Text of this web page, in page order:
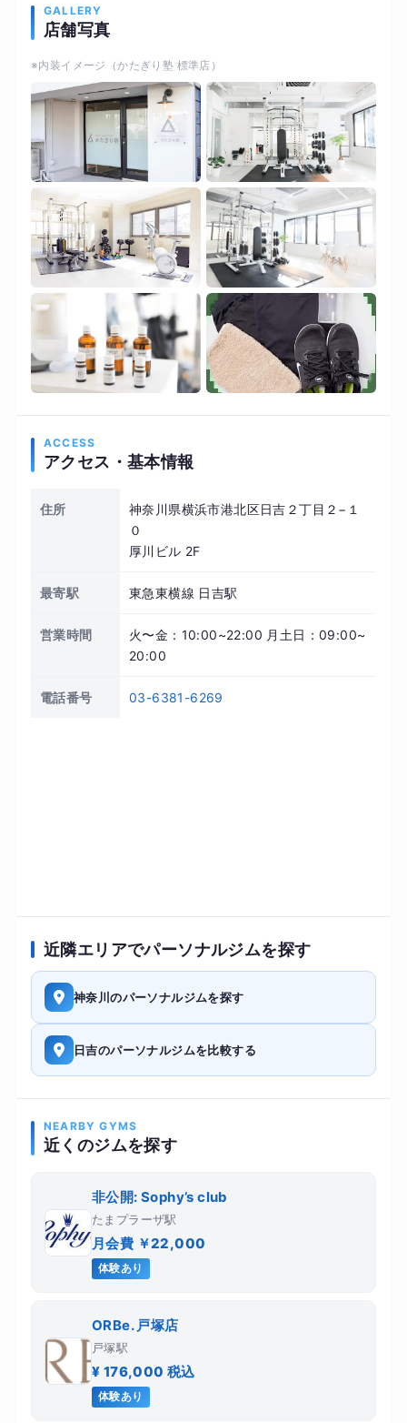
また、かたぎり塾では理学療法士が監修した科学
並行して体力や柔軟性、関節の可動域を取り戻し
ます。
GALLERY
店舗写真
※内装イメージ（かたぎり塾 標準店）
ACCESS
アクセス・基本情報
住所
神奈川県横浜市港北区日吉２丁目２−１
０
厚川ビル 2F
最寄駅 東急東横線 日吉駅
営業時間
火〜金：10:00~22:00 月土日：09:00~
20:00
電話番号 03-6381-6269
近隣エリアでパーソナルジムを探す
神奈川のパーソナルジムを探す
日吉のパーソナルジムを比較する
NEARBY GYMS
近くのジムを探す
非公開: Sophy’s club
たまプラーザ駅
月会費 ￥22,000
体験あり
ORBe. 戸塚店
戸塚駅
¥ 176,000 税込
体験あり